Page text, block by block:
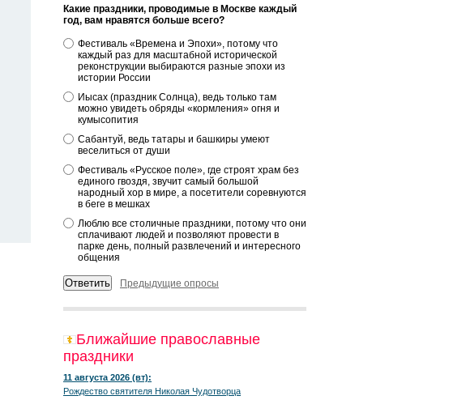
Какие праздники, проводимые в Москве каждый
год, вам нравятся больше всего?
Фестиваль «Времена и Эпохи», потому что
каждый раз для масштабной исторической
реконструкции выбираются разные эпохи из
истории России
Иысах (праздник Солнца), ведь только там
можно увидеть обряды «кормления» огня и
кумысопития
Сабантуй, ведь татары и башкиры умеют
веселиться от души
Фестиваль «Русское поле», где строят храм без
единого гвоздя, звучит самый большой
народный хор в мире, а посетители соревнуются
в беге в мешках
Люблю все столичные праздники, потому что они
сплачивают людей и позволяют провести в
парке день, полный развлечений и интересного
общения
Предыдущие опросы
Ближайшие православные
праздники
11 августа 2026 (вт):
Рождество святителя Николая Чудотворца